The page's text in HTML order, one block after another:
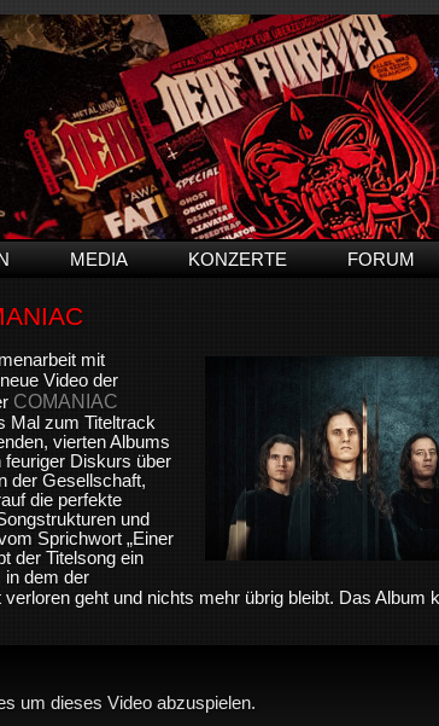
MEDIA KONZERTE FORUM
mit
Video der
COMANIAC
Mal zum Titeltrack
vierten Albums
feuriger Diskurs über
der Gesellschaft,
die perfekte
und
Sprichwort „Einer
der Titelsong ein
in dem der
geht und nichts mehr übrig bleibt. Das Album
um dieses Video abzuspielen.